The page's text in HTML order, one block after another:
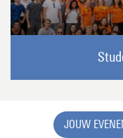
JOUW